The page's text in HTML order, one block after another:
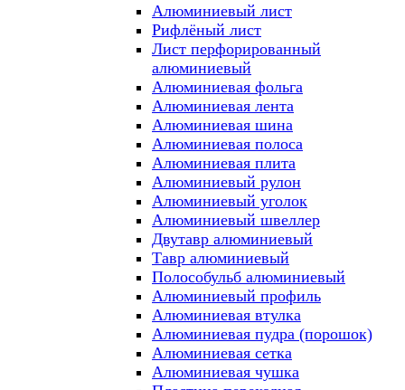
Алюминиевый лист
Рифлёный лист
Лист перфорированный
алюминиевый
Алюминиевая фольга
Алюминиевая лента
Алюминиевая шина
Алюминиевая полоса
Алюминиевая плита
Алюминиевый рулон
Алюминиевый уголок
Алюминиевый швеллер
Двутавр алюминиевый
Тавр алюминиевый
Полособульб алюминиевый
Алюминиевый профиль
Алюминиевая втулка
Алюминиевая пудра (порошок)
Алюминиевая сетка
Алюминиевая чушка